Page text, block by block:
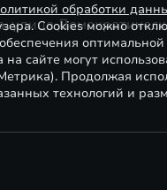
улица
обработки
Cookies можно
сайте могут
Продолжая
технологий и